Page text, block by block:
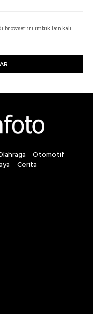
browser ini untuk lain kali
Otomotif
Cerita